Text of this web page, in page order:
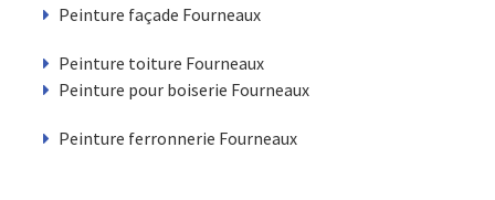
Peinture façade Fourneaux
Peinture toiture Fourneaux
Peinture pour boiserie Fourneaux
Peinture ferronnerie Fourneaux